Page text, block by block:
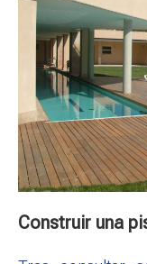
Construir una